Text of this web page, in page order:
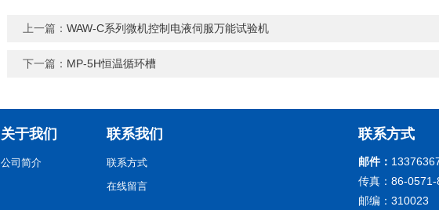
上一篇：WAW-C系列微机控制电液伺服万能试验机
下一篇： MP-5H恒温循环槽
关于我们
公司简介
联系我们
联系方式
在线留言
联系方式
邮件：
传真：86-
邮编：310023